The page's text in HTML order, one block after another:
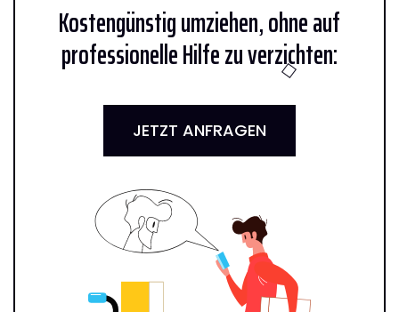
Kostengünstig umziehen, ohne auf
professionelle Hilfe zu verzichten:
JETZT ANFRAGEN